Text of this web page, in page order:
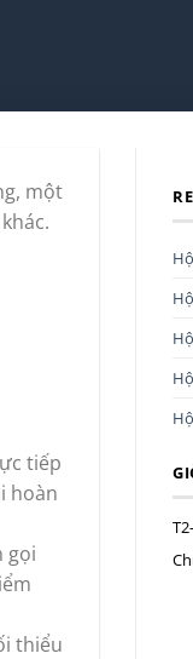
một
tiếp
hoàn
gọi
thiểu